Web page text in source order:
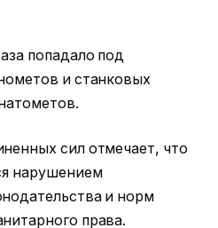
попадало под
и станковых
сил отмечает, что
нарушением
и норм
права.